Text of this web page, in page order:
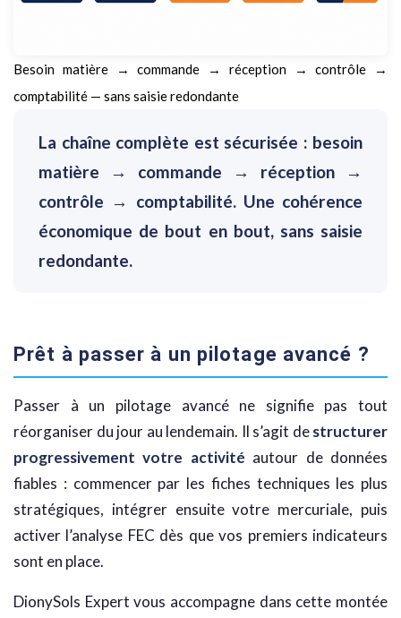
Besoin matière → commande → réception → contrôle →
comptabilité — sans saisie redondante
La chaîne complète est sécurisée : besoin
matière → commande → réception →
contrôle → comptabilité. Une cohérence
économique de bout en bout, sans saisie
redondante.
Prêt à passer à un pilotage avancé ?
Passer à un pilotage avancé ne signifie pas tout
réorganiser du jour au lendemain. Il s’agit destructurer
progressivement votre activité autour de données
fiables : commencer par les fiches techniques les plus
stratégiques, intégrer ensuite votre mercuriale, puis
activer l’analyse FEC dès que vos premiers indicateurs
sont en place.
DionySols Expert vous accompagne dans cette montée